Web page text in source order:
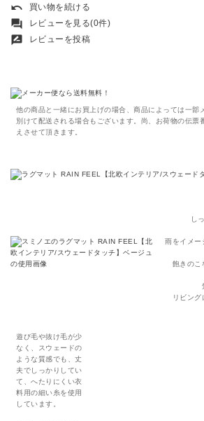
undo 買い物を続ける
forum レビューを見る(0件)
rate_review レビューを投稿
他の商品と一緒にお買上げの場合、商品によっては一部
別けて配送される場合もございます。尚、お荷物の伝票
えさせて頂きます。
し
雨をイメー
飽きのこ
リビング
遊び毛や抜け毛が少
なく、スウェードの
ような質感でも、丈
夫でしっかりしてい
て、へたりにくい衣
料用の細い糸を使用
しています。